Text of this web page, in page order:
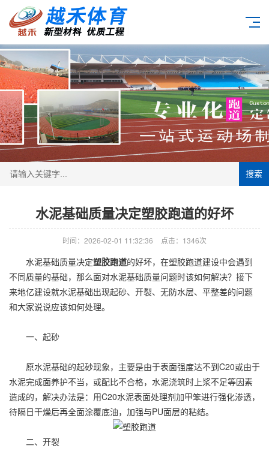
搜索
水泥基础质量决定塑胶跑道的好坏
时间：2026-02-01 11:32:36 点击：1346次
水泥基础质量决定塑胶跑道的好坏，在塑胶跑道建设中会遇到
不同质量的基础，那么面对水泥基础质量问题时该如何解决？接下
来地亿建设就水泥基础出现起砂、开裂、无防水层、平整差的问题
和大家说说应该如何处理。
一、起砂
原水泥基础的起砂现象，主要是由于表面强度达不到C20或由于
水泥完成面养护不当，或配比不合格，水泥浇筑时上浆不足等因素
造成的，解决办法是：用C20水泥表面处理剂加甲笨进行强化渗透，
待隔日干燥后再全面涂覆底油，加强与PU面层的粘结。
二、开裂